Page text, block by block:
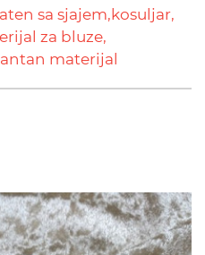
sa sjajem, kosuljar,
za bluze,
materijal